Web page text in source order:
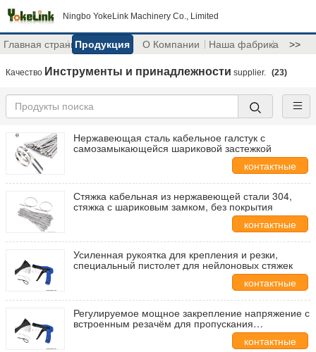
Ningbo YokeLink Machinery Co., Limited
Главная страницаПродукция О Компании Наша фабрика >>
Качество Инструменты и принадлежности supplier. (23)
Нержавеющая сталь кабельное галстук с
самозамыкающейся шариковой застежкой
контактные
данные
Стяжка кабельная из нержавеющей стали 304,
стяжка с шариковым замком, без покрытия
контактные
данные
Усиленная рукоятка для крепления и резки,
специальный пистолет для нейлоновых стяжек
контактные
данные
Регулируемое мощное закрепление напряжение с
встроенным резачём для пропускания
нейлоновых кабелей Zip Tie Установка
оружейного инструмента 2,4 мм ~ 4,8 ммконтактные